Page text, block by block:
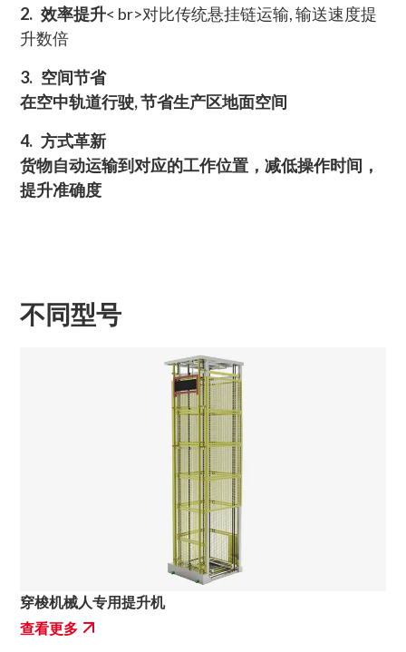
2. 效率提升< br>对比传统悬挂链运输, 输送速度提
升数倍
3. 空间节省
在空中轨道行驶, 节省生产区地面空间
4. 方式革新
货物自动运输到对应的工作位置，减低操作时间，
提升准确度
不同型号
穿梭机械人专用提升机
查看更多